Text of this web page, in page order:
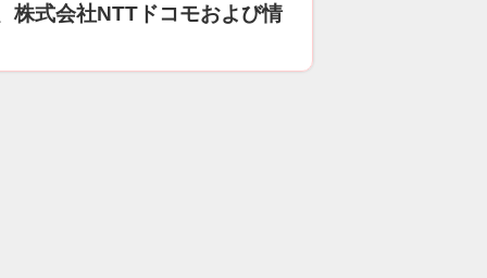
株式会社NTTドコモおよび情